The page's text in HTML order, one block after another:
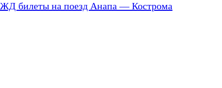
ЖД билеты на поезд Анапа — Кострома